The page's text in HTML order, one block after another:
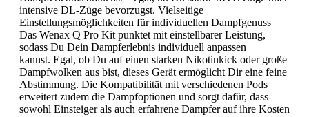
intensive DL-Züge bevorzugst. Vielseitige
Einstellungsmöglichkeiten für individuellen Dampfgenuss
Das Wenax Q Pro Kit punktet mit einstellbarer Leistung,
sodass Du Dein Dampferlebnis individuell anpassen
kannst. Egal, ob Du auf einen starken Nikotinkick oder große
Dampfwolken aus bist, dieses Gerät ermöglicht Dir eine feine
Abstimmung. Die Kompatibilität mit verschiedenen Pods
erweitert zudem die Dampfoptionen und sorgt dafür, dass
sowohl Einsteiger als auch erfahrene Dampfer auf ihre Kosten